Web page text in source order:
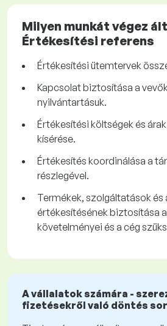
Milyen munkát végez
Értékesítési referens
Értékesítési ütemtervek
Kapcsolat biztosítása a
nyilvántartásuk.
Értékesítési költségek és
kísérése.
Értékesítés koordinálása a
részlegével.
Termékek, szolgáltatások és
értékesítésének biztosítása
követelményei és a cég
A vállalatok számára -
fizetésekről való döntés